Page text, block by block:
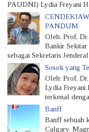
PAUDNI) Lydia Freyani
PANDUM
Oleh: Prof.
Bankir Sekitar
sebagai Sekretaris
Sosok yang
Oleh: Prof.
Lydia Freyani
terkenal
Banff
Banff sebuah
Calgary.